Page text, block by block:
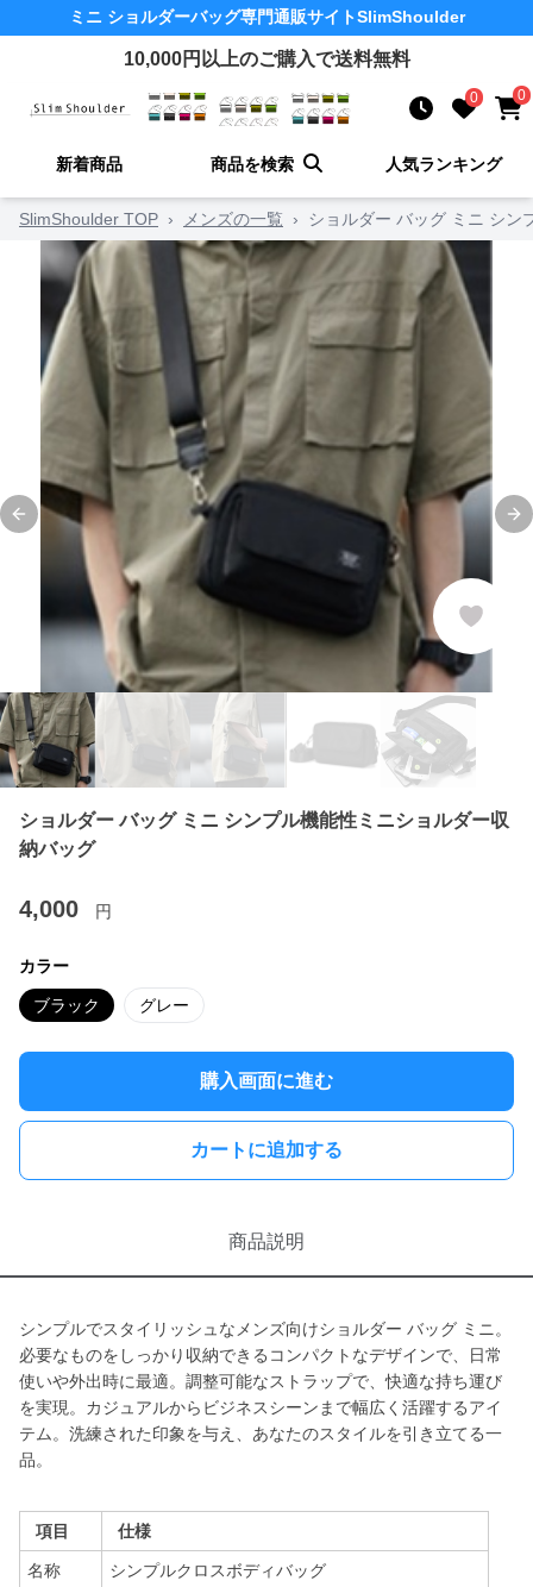
ミニ ショルダーバッグ専門通販サイトSlimShoulder
10,000円以上のご購入で送料無料
0 0
新着商品 商品を検索 人気ランキング
SlimShoulder TOP › メンズの一覧 › ショルダー バッグ ミニ シン
Previous slide
ショルダー バッグ ミニ シンプル機能性ミニショルダー収
納バッグ
4,000 円
カラー
ブラック グレー
購入画面に進む
カートに追加する
商品説明
シンプルでスタイリッシュなメンズ向けショルダー バッグ ミニ。
必要なものをしっかり収納できるコンパクトなデザインで、日常
使いや外出時に最適。調整可能なストラップで、快適な持ち運び
を実現。カジュアルからビジネスシーンまで幅広く活躍するアイ
テム。洗練された印象を与え、あなたのスタイルを引き立てる一
品。
項目 仕様
名称 シンプルクロスボディバッグ